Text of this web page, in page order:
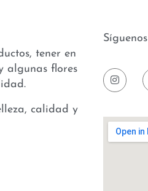
tener en
algunas flores
calidad y
Síguenos